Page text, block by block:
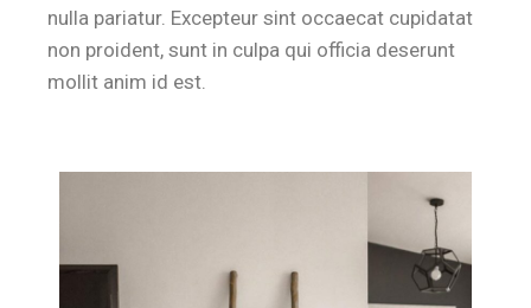
nulla pariatur. Excepteur sint occaecat cupidatat
non proident, sunt in culpa qui officia deserunt
mollit anim id est.